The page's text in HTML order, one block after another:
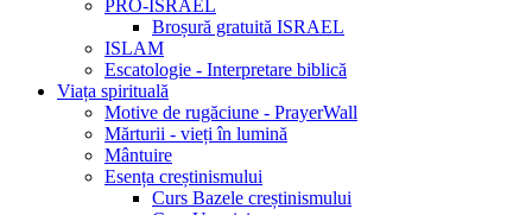
PRO-ISRAEL
Broșură gratuită ISRAEL
ISLAM
Escatologie - Interpretare biblică
Viața spirituală
Motive de rugăciune - PrayerWall
Mărturii - vieți în lumină
Mântuire
Esența creștinismului
Curs Bazele creștinismului